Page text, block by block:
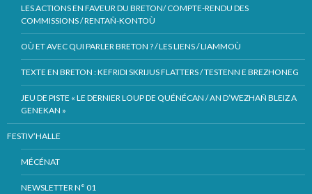
LES ACTIONS EN FAVEUR DU BRETON/ COMPTE-RENDU DES
COMMISSIONS / RENTAÑ-KONTOÙ
OÙ ET AVEC QUI PARLER BRETON ? / LES LIENS / LIAMMOÙ
TEXTE EN BRETON : KEFRIDI SKRIJUS FLATTERS / TESTENN E BREZHONEG
JEU DE PISTE « LE DERNIER LOUP DE QUÉNÉCAN / AN D’WEZHAÑ BLEIZ A
GENEKAN »
FESTIV’HALLE
MÉCÉNAT
NEWSLETTER N° 01